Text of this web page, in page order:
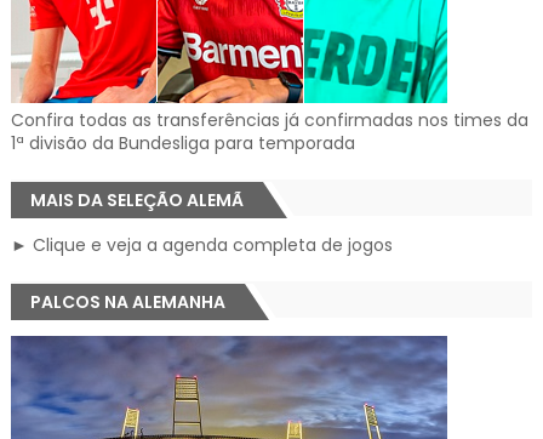
Confira todas as transferências já confirmadas nos times da
1ª divisão da Bundesliga para temporada
MAIS DA SELEÇÃO ALEMÃ
► Clique e veja a agenda completa de jogos
PALCOS NA ALEMANHA